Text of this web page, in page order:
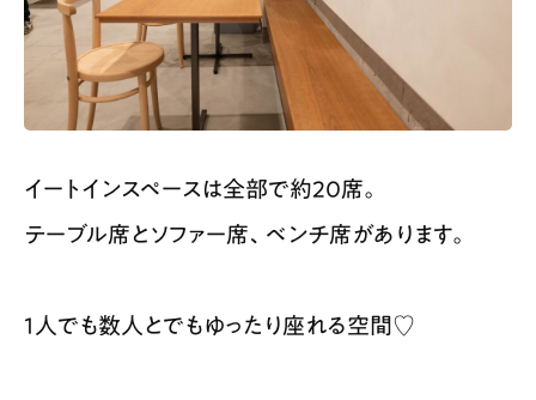
イートインスペースは全部で約20席。
テーブル席とソファー席、ベンチ席があります。
1人でも数人とでもゆったり座れる空間♡